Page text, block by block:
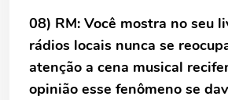
08) RM: Você mostra no seu
rádios locais nunca se
atenção a cena musical
opinião esse fenômeno se